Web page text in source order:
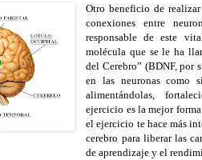
Otro beneficio de
conexiones entre
responsable de este
molécula que se le ha
del Cerebro” (BDNF, por
en las neuronas como
alimentándolas,
ejercicio es la mejor
el ejercicio te hace más
cerebro para liberar las
de aprendizaje y el